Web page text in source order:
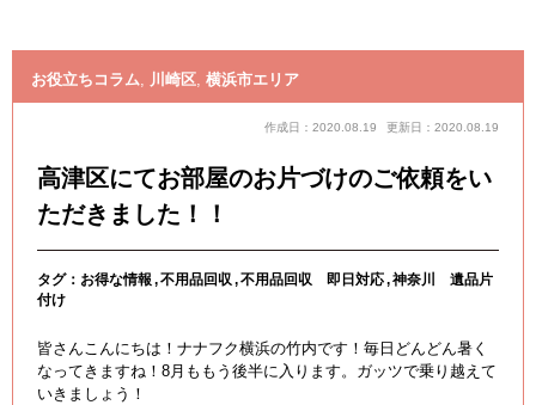
お役立ちコラム 川崎区 横浜市エリア
作成日：2020.08.19 更新日：2020.08.19
高津区にてお部屋のお片づけのご依頼をい
ただきました！！
タグ： お得な情報 不用品回収 不用品回収 即日対応 神奈川 遺品片
付け
皆さんこんにちは！ナナフク横浜の竹内です！毎日どんどん暑く
なってきますね！8月ももう後半に入ります。ガッツで乗り越えて
いきましょう！